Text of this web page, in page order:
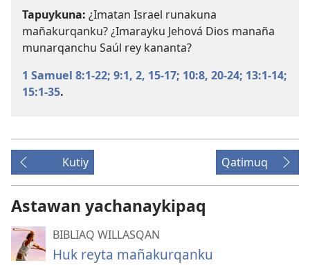
Tapuykuna: ¿Imatan Israel runakuna
mañakurqanku? ¿Imarayku Jehová Dios manaña
munarqanchu Saúl rey kananta?
1 Samuel 8:1-22; 9:1, 2, 15-17; 10:8, 20-24; 13:1-14;
15:1-35.
Kutiy Qatimuq
Astawan yachanaykipaq
BIBLIAQ WILLASQAN
Huk reyta mañakurqanku